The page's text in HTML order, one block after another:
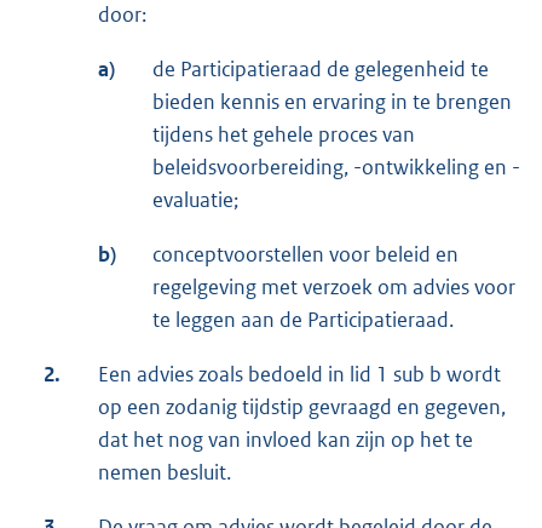
door:
a)
de Participatieraad de gelegenheid te
bieden kennis en ervaring in te brengen
tijdens het gehele proces van
beleidsvoorbereiding, -ontwikkeling en -
evaluatie;
b)
conceptvoorstellen voor beleid en
regelgeving met verzoek om advies voor
te leggen aan de Participatieraad.
2.
Een advies zoals bedoeld in lid 1 sub b wordt
op een zodanig tijdstip gevraagd en gegeven,
dat het nog van invloed kan zijn op het te
nemen besluit.